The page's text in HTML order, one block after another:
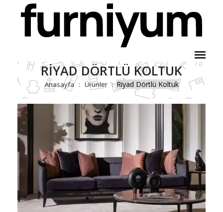
RIYAD DÖRTLÜ KOLTUK
Anasayfa Ürünler Riyad Dörtlü Koltuk